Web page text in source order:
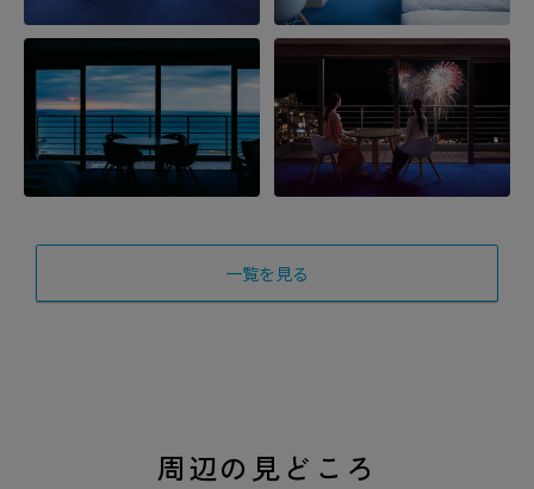
一覧を見る
周辺の見どころ